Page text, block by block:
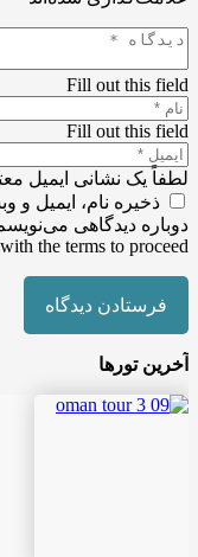
Fill out this field
Fill out this field
لطفاً یک نشانی ایمیل
ذخیره نام، ایمیل و
دوباره دیدگاهی
the terms to proceed
فرستادن دیدگاه
آخرین تورها